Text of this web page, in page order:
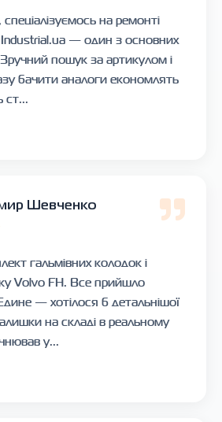
на ремонті
Industrial.ua — один з основних
пошук за артикулом і
бачити аналоги економлять
ст...
Шевченко
гальмівних колодок і
Volvo FH. Все прийшло
— хотілося б детальнішої
на складі в реальному
у...